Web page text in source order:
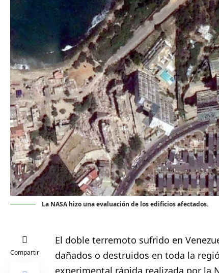
La NASA hizo una evaluación de los edificios afectados.
Compartir
El doble terremoto sufrido en
dañados o destruidos en toda la
experimental rápida realizada por la